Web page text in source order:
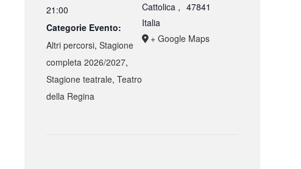
21:00
Categorie Evento:
Altri percorsi,Stagione
completa 2026/2027,
Stagione teatrale,Teatro
della Regina
Cattolica , 47841
Italia
+ Google Maps